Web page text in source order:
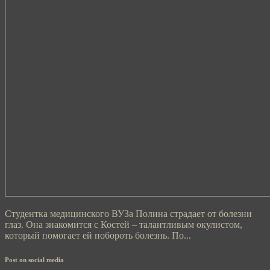
Студентка медицинского ВУЗа Полина страдает от болезни
глаз. Она знакомится с Костей – талантливым окулистом,
который помогает ей побороть болезнь. По...
Post on social media